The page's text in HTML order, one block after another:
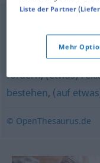
fordern,(etwas)
bestehen, (auf
© OpenThesaurus.de
Liste der Partner
Mehr